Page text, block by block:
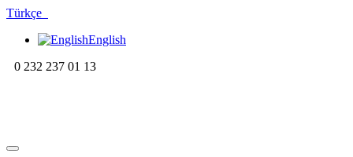
Türkçe
English
0 232 237 01 13